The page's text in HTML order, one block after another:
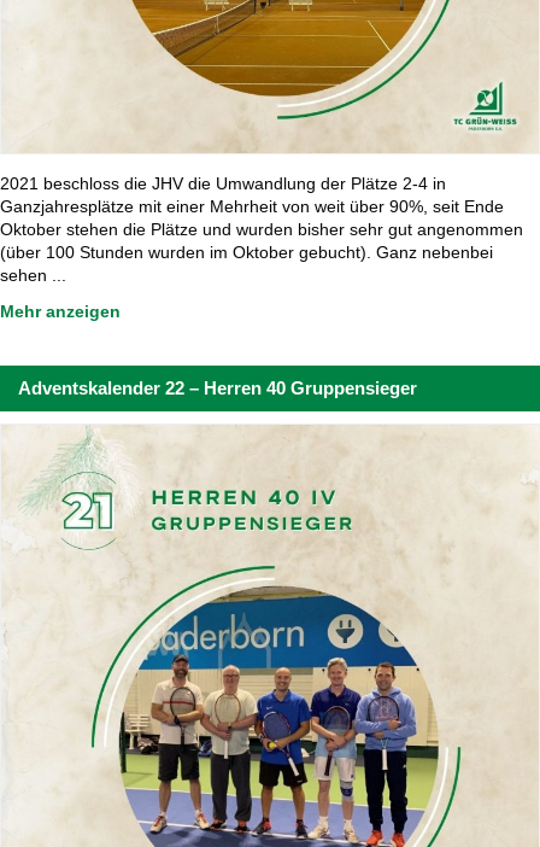
2021 beschloss die JHV die Umwandlung der Plätze 2-4 in
Ganzjahresplätze mit einer Mehrheit von weit über 90%, seit Ende
Oktober stehen die Plätze und wurden bisher sehr gut angenommen
(über 100 Stunden wurden im Oktober gebucht). Ganz nebenbei
sehen ...
Mehr anzeigen
Adventskalender 22 – Herren 40 Gruppensieger